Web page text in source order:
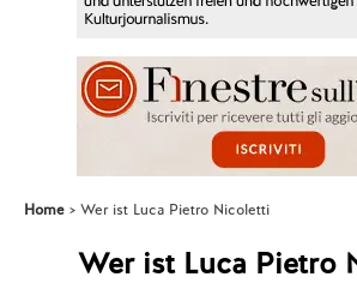
Home Wer ist Luca Pietro Nicoletti
Wer ist Luca Pietro